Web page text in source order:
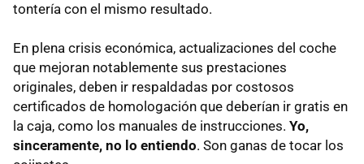
tontería con el mismo resultado.
En plena crisis económica, actualizaciones del coche
que mejoran notablemente sus prestaciones
originales, deben ir respaldadas por costosos
certificados de homologación que deberían ir gratis en
la caja, como los manuales de instrucciones. Yo,
sinceramente, no lo entiendo. Son ganas de tocar los